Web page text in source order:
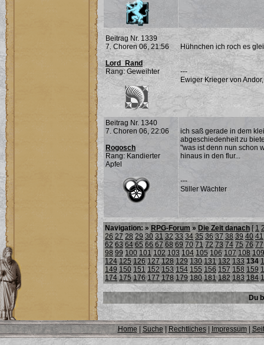
Beitrag Nr. 1339
7. Choren 06, 21:56
Lord_Rand
Rang: Geweihter
Hühnchen ich roch es
---
Ewiger Krieger von
Beitrag Nr. 1340
7. Choren 06, 22:06
Rogosch
Rang: Kandierter
Apfel
ich saß gerade in dem
abgeschiedenheit zu
"was ist denn nun schon
hinaus in den flur...
---
Stiller Wächter
Navigation: » RPG-Forum » Die Zeit danach [1
26 27 28 29 30 31 32 33 34 35 36 37 38 39 40 41
62 63 64 65 66 67 68 69 70 71 72 73 74 75 76 77
98 99 100 101 102 103 104 105 106 107 108 109
124 125 126 127 128 129 130 131 132 133 134
149 150 151 152 153 154 155 156 157 158 159
174 175 176 177 178 179 180 181 182 183 184
Du
Home| Suche | Rechtliches| Impressum|